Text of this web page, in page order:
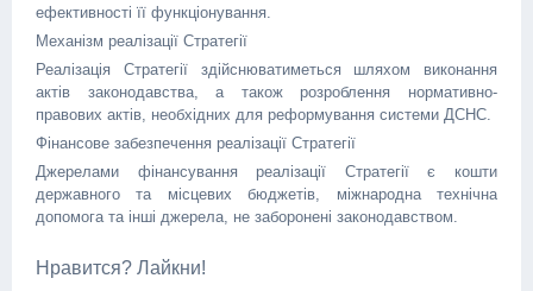
ефективності її функціонування.
Механізм реалізації Стратегії
Реалізація Стратегії здійснюватиметься шляхом виконання
актів законодавства, а також розроблення нормативно-
правових актів, необхідних для реформування системи ДСНС.
Фінансове забезпечення реалізації Стратегії
Джерелами фінансування реалізації Стратегії є кошти
державного та місцевих бюджетів, міжнародна технічна
допомога та інші джерела, не заборонені законодавством.
Нравится? Лайкни!